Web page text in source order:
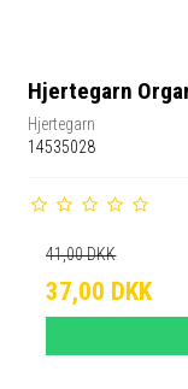
Hjertegarn
Hjertegarn
14535028
41,00 DKK
37,00 DKK